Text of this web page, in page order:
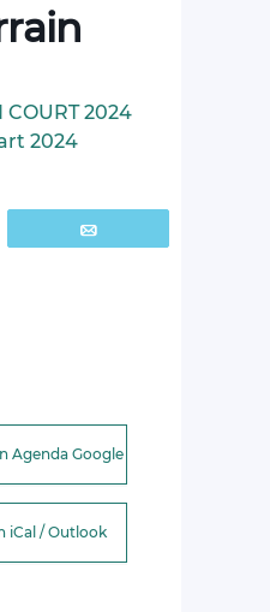
2024
2024
Agenda Google
iCal / Outlook